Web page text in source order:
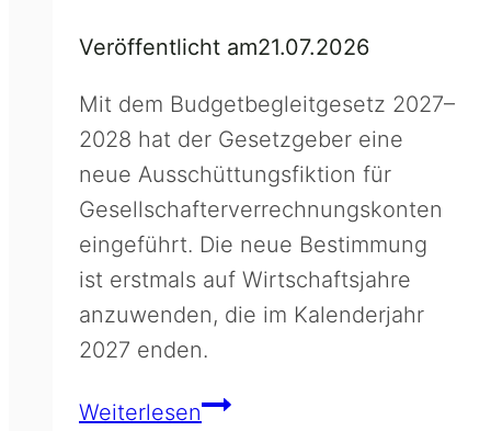
Veröffentlicht am21.07.2026
Mit dem Budgetbegleitgesetz 2027–
2028 hat der Gesetzgeber eine
neue Ausschüttungsfiktion für
Gesellschafterverrechnungskonten
eingeführt. Die neue Bestimmung
ist erstmals auf Wirtschaftsjahre
anzuwenden, die im Kalenderjahr
2027 enden.
WeiterlesenAusschüttungsfiktion